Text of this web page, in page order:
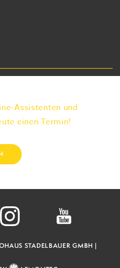
Assistenten und
einen Termin!
STADELBAUER GMBH |